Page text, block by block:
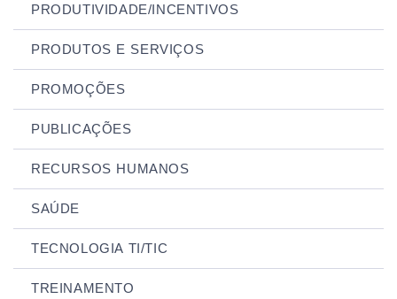
PRODUTIVIDADE/INCENTIVOS
PRODUTOS E SERVIÇOS
PROMOÇÕES
PUBLICAÇÕES
RECURSOS HUMANOS
SAÚDE
TECNOLOGIA TI/TIC
TREINAMENTO